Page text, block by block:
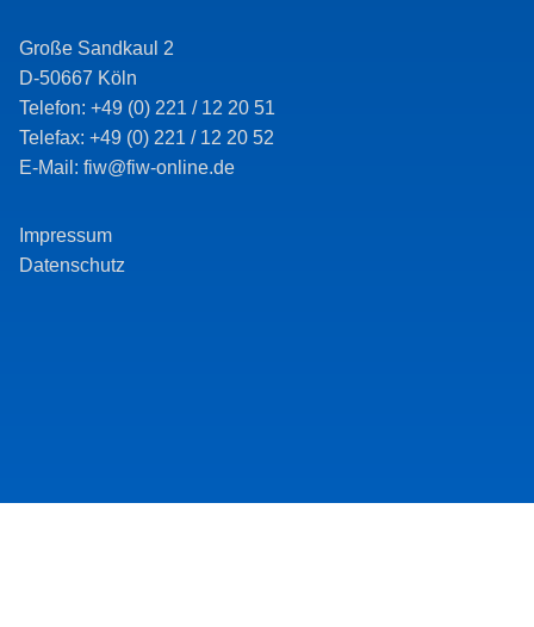
Große Sandkaul 2
D-50667 Köln
Telefon: +49 (0) 221 / 12 20 51
Telefax: +49 (0) 221 / 12 20 52
E-Mail: fiw@fiw-online.de
Impressum
Datenschutz